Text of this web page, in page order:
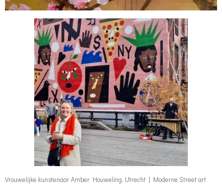
Vrouwelijke kunstenaar Amber Houweling, Utrecht | Moderne Street art